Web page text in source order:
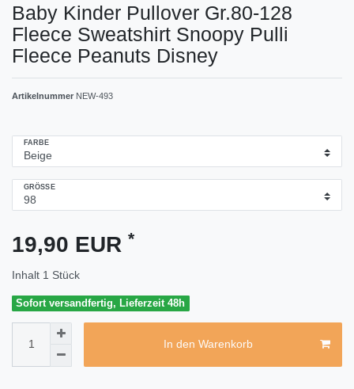
Baby Kinder Pullover Gr.80-128
Fleece Sweatshirt Snoopy Pulli
Fleece Peanuts Disney
Artikelnummer NEW-493
FARBE
GRÖSSE
19,90 EUR *
Inhalt 1 Stück
Sofort versandfertig, Lieferzeit 48h
In den Warenkorb